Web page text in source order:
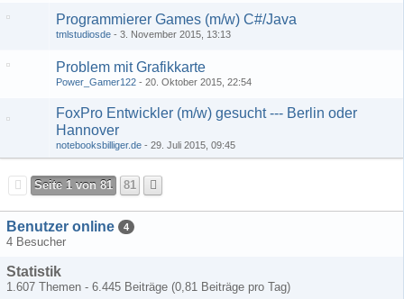
Programmierer Games (m/w) C#/Java
tmlstudiosde 3. November 2015, 13:13
Problem mit Grafikkarte
Power_Gamer122 20. Oktober 2015, 22:54
FoxPro Entwickler (m/w) gesucht --- Berlin oder
Hannover
notebooksbilliger.de 29. Juli 2015, 09:45
Seite 1 von 81 81
Benutzer online 4
4 Besucher
Statistik
1.607 Themen - 6.445 Beiträge (0,81 Beiträge pro Tag)